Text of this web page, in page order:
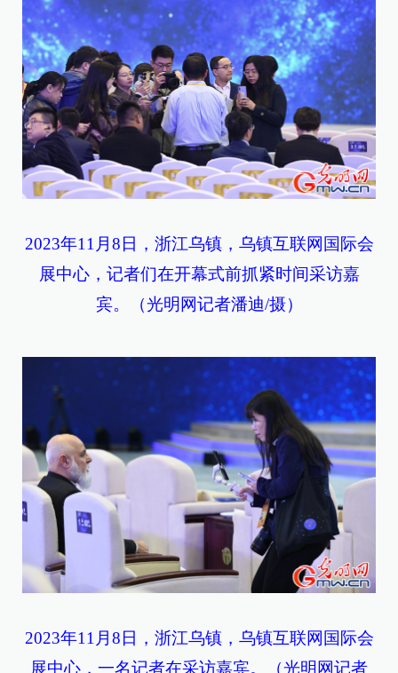
2023年11月8日，浙江乌镇，乌镇互联网国际会
展中心，记者们在开幕式前抓紧时间采访嘉
宾。（光明网记者潘迪/摄）
2023年11月8日，浙江乌镇，乌镇互联网国际会
展中心，一名记者在采访嘉宾。（光明网记者